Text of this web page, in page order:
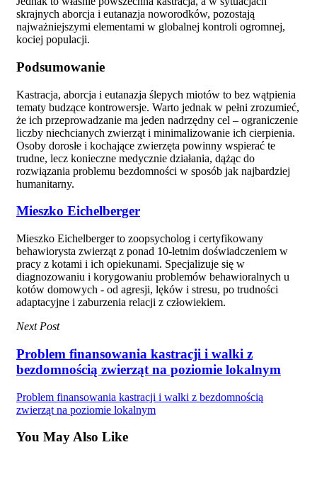
skrajnych aborcja i eutanazja noworodków, pozostają
najważniejszymi elementami w globalnej kontroli ogromnej,
kociej populacji.
Podsumowanie
Kastracja, aborcja i eutanazja ślepych miotów to bez wątpienia
tematy budzące kontrowersje. Warto jednak w pełni zrozumieć,
że ich przeprowadzanie ma jeden nadrzędny cel – ograniczenie
liczby niechcianych zwierząt i minimalizowanie ich cierpienia.
Osoby dorosłe i kochające zwierzęta powinny wspierać te
trudne, lecz konieczne medycznie działania, dążąc do
rozwiązania problemu bezdomności w sposób jak najbardziej
humanitarny.
Mieszko Eichelberger
Mieszko Eichelberger to zoopsycholog i certyfikowany
behawiorysta zwierząt z ponad 10-letnim doświadczeniem w
pracy z kotami i ich opiekunami. Specjalizuje się w
diagnozowaniu i korygowaniu problemów behawioralnych u
kotów domowych - od agresji, lęków i stresu, po trudności
adaptacyjne i zaburzenia relacji z człowiekiem.
Next Post
Problem finansowania kastracji i walki z
bezdomnością zwierząt na poziomie lokalnym
Problem finansowania kastracji i walki z bezdomnością
zwierząt na poziomie lokalnym
You May Also Like